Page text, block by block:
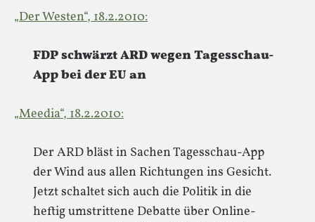
„Der Westen“, 18.2.2010:
FDP schwärzt ARD wegen Tagesschau-
App bei der EU an
„Meedia“, 18.2.2010:
Der ARD bläst in Sachen Tagesschau-App
der Wind aus allen Richtungen ins Gesicht.
Jetzt schaltet sich auch die Politik in die
heftig umstrittene Debatte über Online-